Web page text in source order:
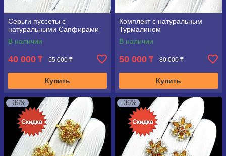
Серьги пуссеты с
натуральными Сапфирами
В наличии
40 000 ₸ 65 000 ₸
Купить
Комплект с натуральным
Турмалином
В наличии
50 000 ₸ 80 000 ₸
Купить
–36% –36%